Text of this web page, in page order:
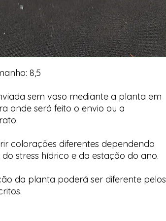
8,5
sem vaso mediante a planta em
onde será feito o envio ou a
colorações diferentes dependendo
stress hídrico e da estação do ano.
da planta poderá ser diferente pelos